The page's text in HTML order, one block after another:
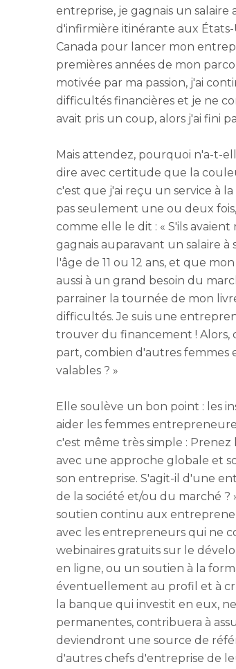
entreprise, je gagnais un
d'infirmière itinérante aux États-
Canada pour lancer mon
premières années de mon
motivée par ma passion, j'ai
difficultés financières et je ne
avait pris un coup, alors j'ai fini
Mais attendez, pourquoi n'a-t-
dire avec certitude que la
c'est que j'ai reçu un service à
pas seulement une ou deux
comme elle le dit : « S'ils
gagnais auparavant un salaire
l'âge de 11 ou 12 ans, et que
aussi à un grand besoin du
parrainer la tournée de mon
difficultés. Je suis une
trouver du financement ! Alors,
part, combien d'autres femmes
valables ? »
Elle soulève un bon point : les
aider les femmes
c'est même très simple :
avec une approche globale et
son entreprise. S'agit-il d'une
de la société et/ou du marché
soutien continu aux
avec les entrepreneurs qui ne
webinaires gratuits sur le
en ligne, ou un soutien à la
éventuellement au profil et à
la banque qui investit en eux,
permanentes, contribuera à
deviendront une source de
d'autres chefs d'entreprise de